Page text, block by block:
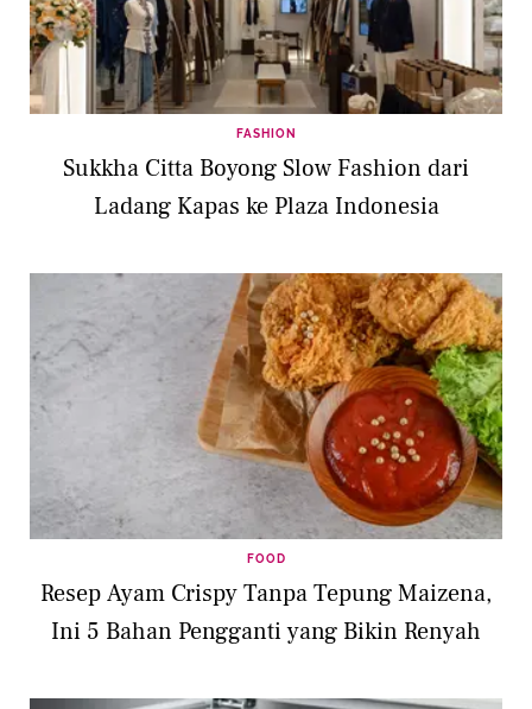
FASHION
Sukkha Citta Boyong Slow Fashion dari
Ladang Kapas ke Plaza Indonesia
FOOD
Resep Ayam Crispy Tanpa Tepung Maizena,
Ini 5 Bahan Pengganti yang Bikin Renyah